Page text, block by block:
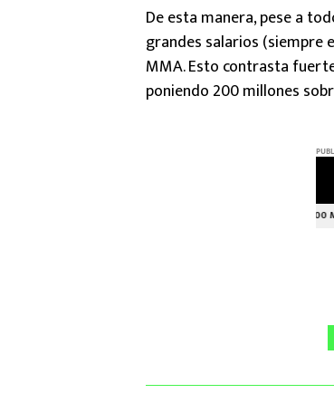
De esta manera, pese a
grandes salarios (siempre
MMA. Esto contrasta
poniendo 200 millones